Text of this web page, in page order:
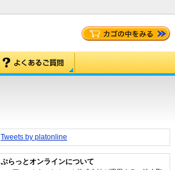
Tweets by platonline
ぷらっとオンラインについて